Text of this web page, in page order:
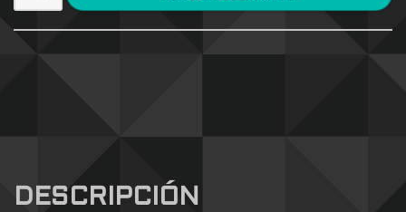
DESCRIPCIÓN